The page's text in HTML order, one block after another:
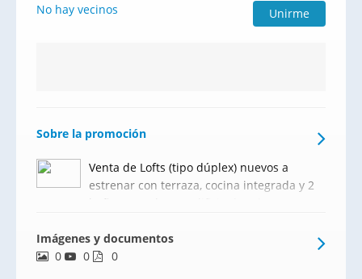
No hay vecinos Unirme
Sobre la promoción
Venta de Lofts (tipo dúplex) nuevos a
estrenar con terraza, cocina integrada y 2
baños completos. Edificio dotado con
gimnasio, piscina y pista de pádel. Garaje
y trastero incluido en el precio.
Imágenes y documentos
0
0 0